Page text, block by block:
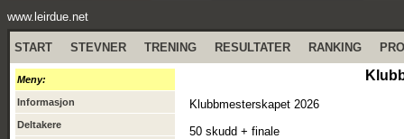
www.leirdue.net
START STEVNER TRENING RESULTATER RANKING
Meny:
Informasjon
Deltakere
Klubbmesterskapet 2026
50 skudd + finale